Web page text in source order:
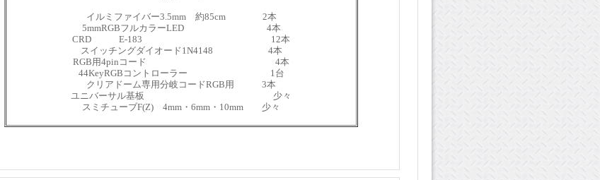
イルミファイバー3.5mm 約85cm 2本
5mmRGBフルカラーLED 4本
CRD E-183 12本
スイッチングダイオード1N4148 4本
RGB用4pinコード 4本
44KeyRGBコントローラー 1台
クリアドーム専用分岐コードRGB用 3本
ユニバーサル基板 少々
スミチューブF(Z) 4mm・6mm・10mm 少々